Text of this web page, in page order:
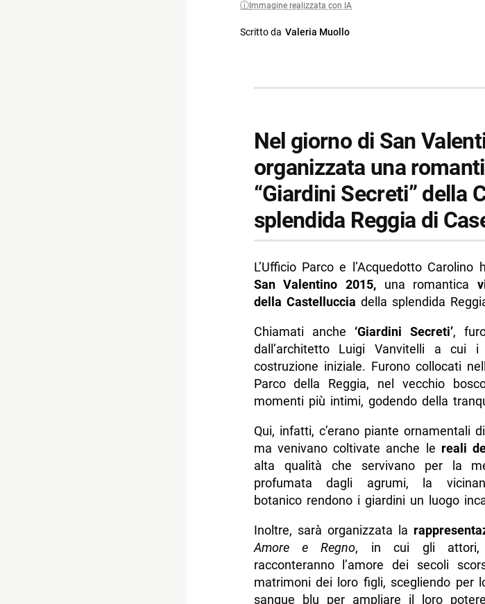
Immagine realizzata con IA
Scritto da Valeria Muollo
Nel giorno di San
organizzata una
“Giardini Secreti” della
splendida Reggia di
L’Ufficio Parco e l’Acquedotto
San Valentino 2015,una romantica
della Castelluccia della splendida
Chiamati anche ‘Giardini Secreti’,
dall’architetto Luigi Vanvitelli a cui
costruzione iniziale. Furono collocati
Parco della Reggia, nel vecchio
momenti più intimi, godendo della
Qui, infatti, c’erano piante ornamentali
ma venivano coltivate anche le reali
alta qualità che servivano per la
profumata dagli agrumi, la
botanico rendono i giardini un luogo
Inoltre, sarà organizzata la
Amore e Regno, in cui gli attori,
racconteranno l’amore dei secoli
matrimoni dei loro figli, scegliendo per
sangue blu per ampliare il loro